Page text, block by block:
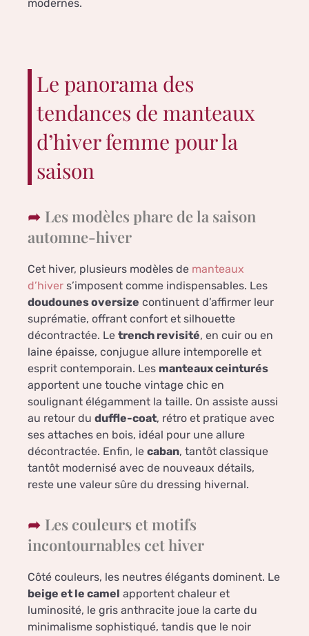
modernes.
Le panorama des
tendances de manteaux
d’hiver femme pour la
saison
Les modèles phare de la saison
automne-hiver
Cet hiver, plusieurs modèles de manteaux
d’hiver s’imposent comme indispensables. Les
doudounes oversize continuent d’affirmer leur
suprématie, offrant confort et silhouette
décontractée. Le trench revisité, en cuir ou en
laine épaisse, conjugue allure intemporelle et
esprit contemporain. Les manteaux ceinturés
apportent une touche vintage chic en
soulignant élégamment la taille. On assiste aussi
au retour du duffle-coat, rétro et pratique avec
ses attaches en bois, idéal pour une allure
décontractée. Enfin, le caban, tantôt classique
tantôt modernisé avec de nouveaux détails,
reste une valeur sûre du dressing hivernal.
Les couleurs et motifs
incontournables cet hiver
Côté couleurs, les neutres élégants dominent. Le
beige et le camel apportent chaleur et
luminosité, le gris anthracite joue la carte du
minimalisme sophistiqué, tandis que le noir